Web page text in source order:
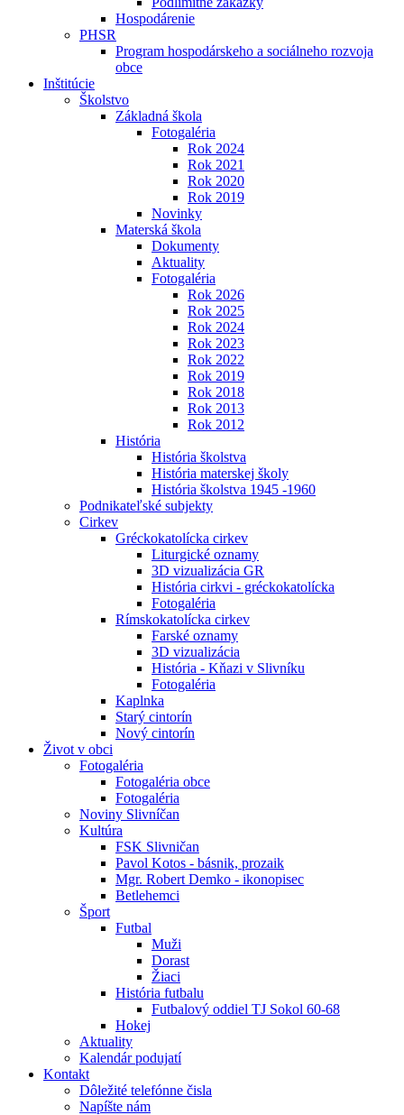
Hospodárenie
PHSR
Program hospodárskeho a sociálneho rozvoja
obce
Inštitúcie
Školstvo
Základná škola
Fotogaléria
Rok 2024
Rok 2021
Rok 2020
Rok 2019
Novinky
Materská škola
Dokumenty
Aktuality
Fotogaléria
Rok 2026
Rok 2025
Rok 2024
Rok 2023
Rok 2022
Rok 2019
Rok 2018
Rok 2013
Rok 2012
História
História školstva
História materskej školy
História školstva 1945 -1960
Podnikateľské subjekty
Cirkev
Gréckokatolícka cirkev
Liturgické oznamy
3D vizualizácia GR
História cirkvi - gréckokatolícka
Fotogaléria
Rímskokatolícka cirkev
Farské oznamy
3D vizualizácia
História - Kňazi v Slivníku
Fotogaléria
Kaplnka
Starý cintorín
Nový cintorín
Život v obci
Fotogaléria
Fotogaléria obce
Fotogaléria
Noviny Slivníčan
Kultúra
FSK Slivničan
Pavol Kotos - básnik, prozaik
Mgr. Robert Demko - ikonopisec
Betlehemci
Šport
Futbal
Muži
Dorast
Žiaci
História futbalu
Futbalový oddiel TJ Sokol 60-68
Hokej
Aktuality
Kalendár podujatí
Kontakt
Dôležité telefónne čisla
Napíšte nám